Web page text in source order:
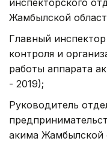
инспекторского
Жамбылской
Главный
контроля и
работы аппарата
- 2019);
Руководитель
акима Жамбылской